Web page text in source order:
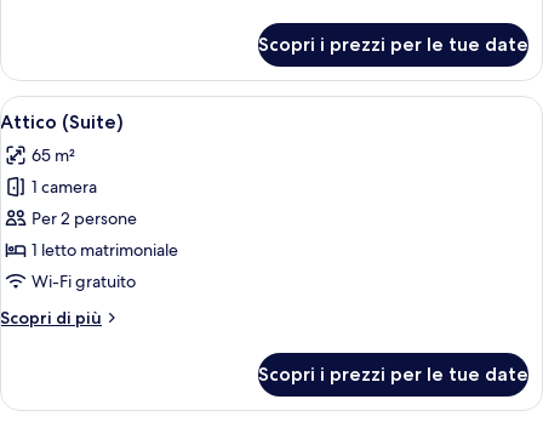
Scopri i prezzi per le tue date
Apri
tutte
le
foto
per
Attico
(Suite)
Una camera d'albergo con un
11
Attico (Suite)
65 m²
1 camera
Per 2 persone
1 letto matrimoniale
Wi-Fi gratuito
Scopri di più
Altri
(Suite)
Scopri i prezzi per le tue date